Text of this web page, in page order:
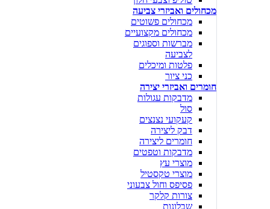
מכחולים ואביזרי צביעה
מכחולים פשוטים
מכחולים מקצועיים
מברשות וספוגים
לצביעה
פלטות ומיכלים
כני ציור
חומרים ואביזרי יצירה
מדבקות עגולות
סול
קעקועי נצנצים
דבק ליצירה
חומרים ליצירה
מדבקות וטפטים
מוצרי עץ
מוצרי טקסטיל
פסיפס וחול צבעוני
צורות קלקר
שבלונות